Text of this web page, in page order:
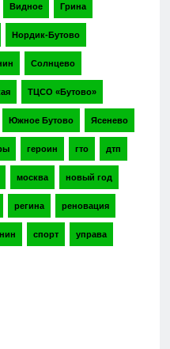
Видное Грина
Нордик-Бутово
Солнцево
ТЦСО «Бутово»
Южное Бутово Ясенево
героин гто дтп
москва новый год
регина реновация
спорт управа